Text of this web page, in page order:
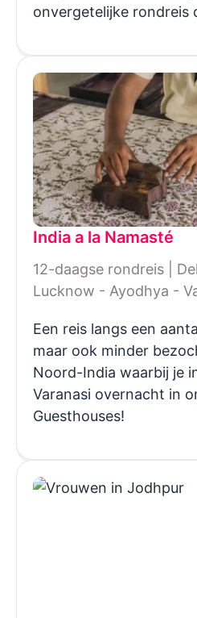
onvergetelijke rondreis
India a la Namasté
12-daagse rondreis |
Lucknow - Ayodhya -
Een reis langs een
maar ook minder
Noord-India waarbij je
Varanasi overnacht in
Guesthouses!